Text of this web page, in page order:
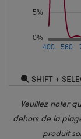
400 560
0%
5%
SHIFT +
Veuillez noter
dehors de la
produit